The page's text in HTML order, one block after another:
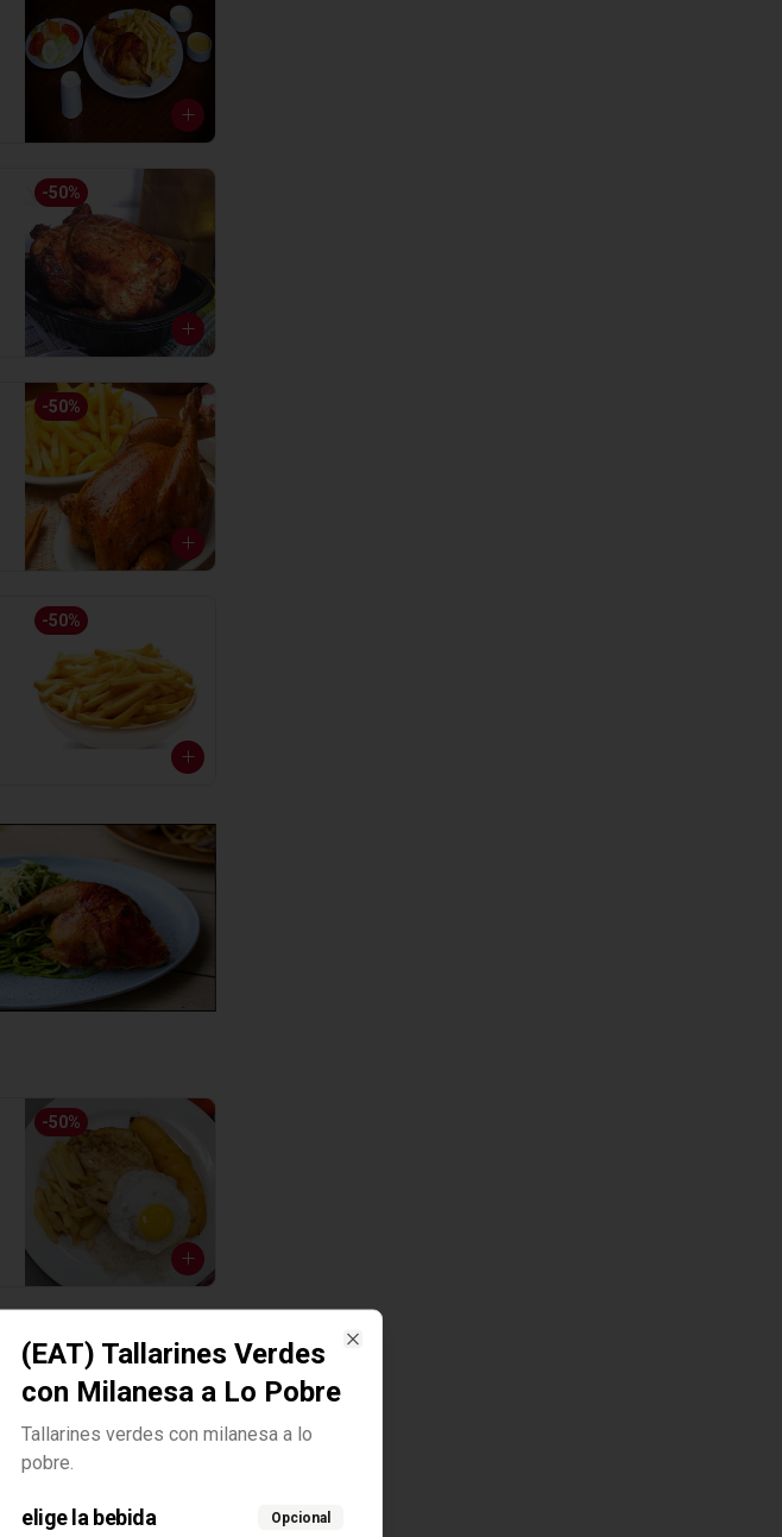
-50%
-50%
-50%
-50%
(EAT) Tallarines Verdes
con Milanesa a Lo Pobre
Tallarines verdes con milanesa a lo
pobre.
elige la bebida Opcional